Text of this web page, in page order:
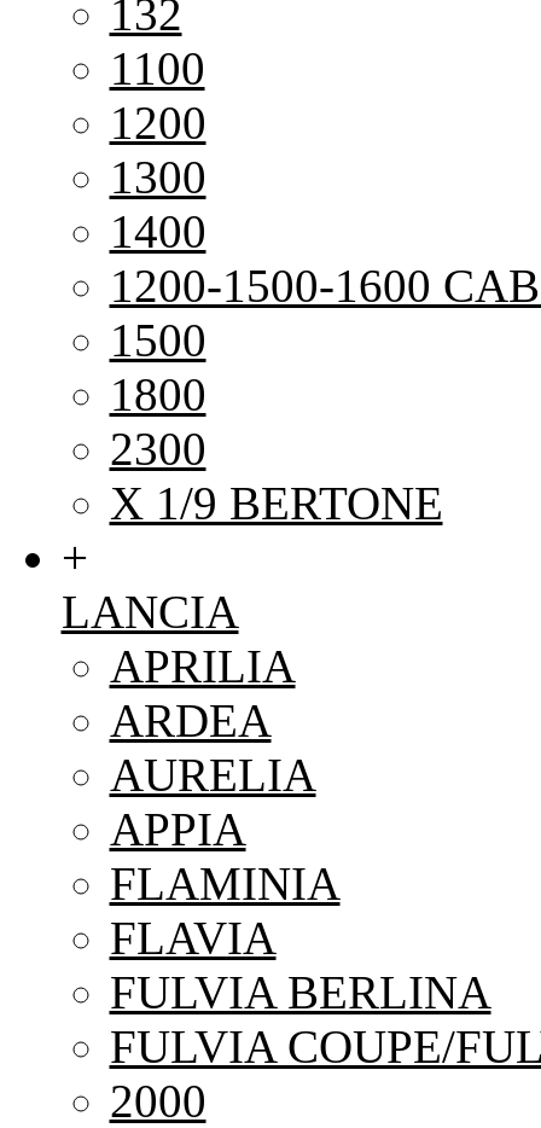
132
1100
1200
1300
1400
1200-1500-1600
1500
1800
2300
X 1/9 BERTONE
+
LANCIA
APRILIA
ARDEA
AURELIA
APPIA
FLAMINIA
FLAVIA
FULVIA BERLINA
FULVIA COUPE/
2000